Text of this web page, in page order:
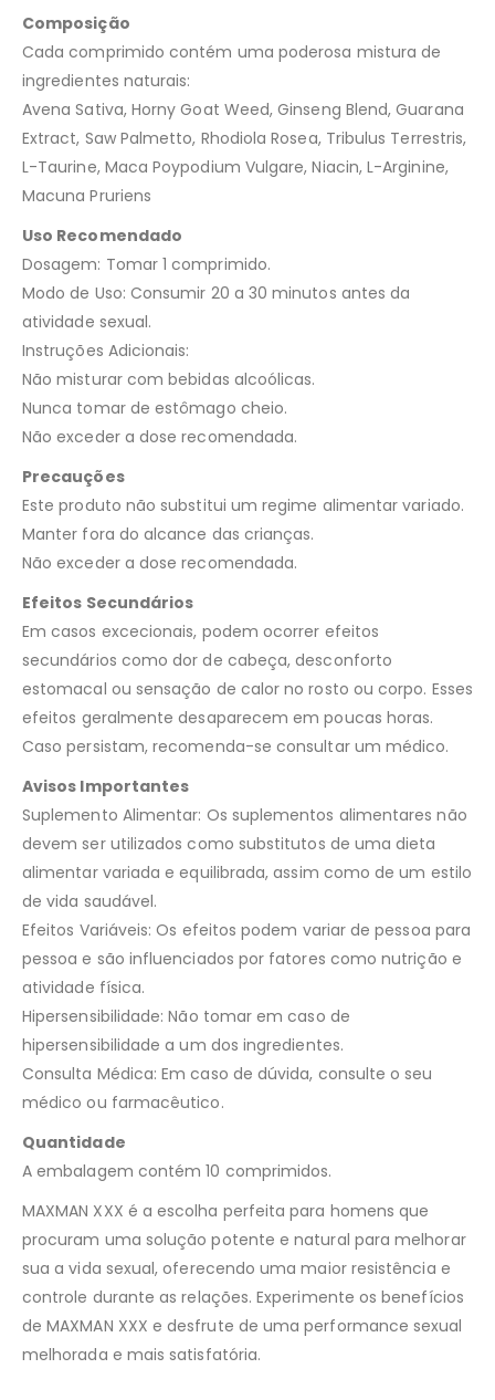
Composição
Cada comprimido contém uma poderosa mistura de
ingredientes naturais:
Avena Sativa, Horny Goat Weed, Ginseng Blend, Guarana
Extract, Saw Palmetto, Rhodiola Rosea, Tribulus Terrestris,
L-Taurine, Maca Poypodium Vulgare, Niacin, L-Arginine,
Macuna Pruriens
Uso Recomendado
Dosagem: Tomar 1 comprimido.
Modo de Uso: Consumir 20 a 30 minutos antes da
atividade sexual.
Instruções Adicionais:
Não misturar com bebidas alcoólicas.
Nunca tomar de estômago cheio.
Não exceder a dose recomendada.
Precauções
Este produto não substitui um regime alimentar variado.
Manter fora do alcance das crianças.
Não exceder a dose recomendada.
Efeitos Secundários
Em casos excecionais, podem ocorrer efeitos
secundários como dor de cabeça, desconforto
estomacal ou sensação de calor no rosto ou corpo. Esses
efeitos geralmente desaparecem em poucas horas.
Caso persistam, recomenda-se consultar um médico.
Avisos Importantes
Suplemento Alimentar: Os suplementos alimentares não
devem ser utilizados como substitutos de uma dieta
alimentar variada e equilibrada, assim como de um estilo
de vida saudável.
Efeitos Variáveis: Os efeitos podem variar de pessoa para
pessoa e são influenciados por fatores como nutrição e
atividade física.
Hipersensibilidade: Não tomar em caso de
hipersensibilidade a um dos ingredientes.
Consulta Médica: Em caso de dúvida, consulte o seu
médico ou farmacêutico.
Quantidade
A embalagem contém 10 comprimidos.
MAXMAN XXX é a escolha perfeita para homens que
procuram uma solução potente e natural para melhorar
sua a vida sexual, oferecendo uma maior resistência e
controle durante as relações. Experimente os benefícios
de MAXMAN XXX e desfrute de uma performance sexual
melhorada e mais satisfatória.